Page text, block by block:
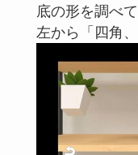
底の形を調べて
左から「四角、